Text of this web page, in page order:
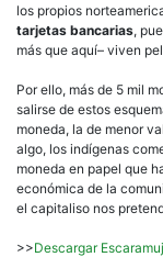
los propios
tarjetas bancarias,
más que aquí– viven
Por ello, más de 5 mil
salirse de estos
moneda, la de menor
algo, los indígenas
moneda en papel que
económica de la
el capitaliso nos
>>Descargar